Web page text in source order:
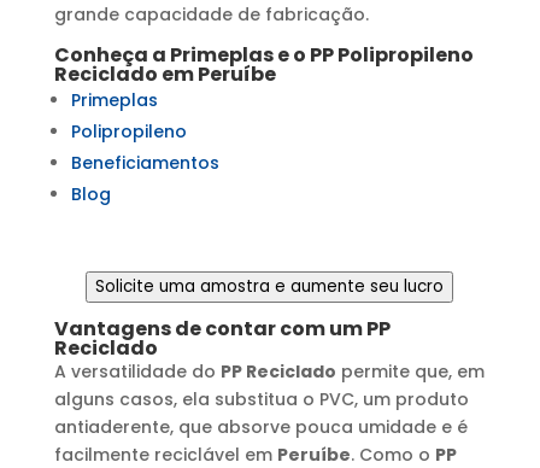
grande capacidade de fabricação.
Conheça a Primeplas e o PP Polipropileno
Reciclado emPeruíbe
Primeplas
Polipropileno
Beneficiamentos
Blog
Solicite uma amostra e aumente seu lucro
Vantagens de contar com umPP
Reciclado
A versatilidade do PP Reciclado permite que, em
alguns casos, ela substitua o PVC, um produto
antiaderente, que absorve pouca umidade e é
facilmente reciclável em Peruíbe. Como o PP